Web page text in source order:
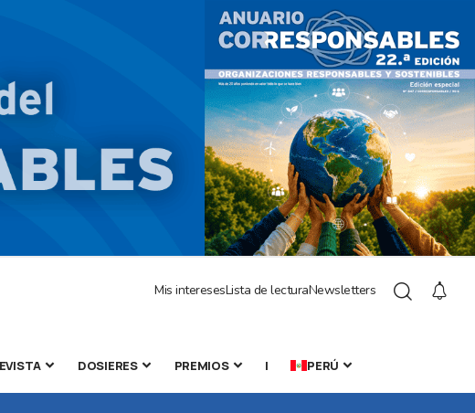
Mis interesesLista de lecturaNewsletters
DOSIERES PREMIOS | PERÚ